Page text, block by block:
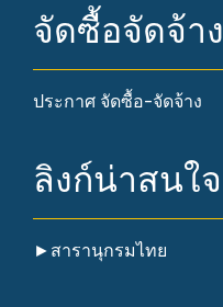
จัดซื้อจัดจ้าง
ประกาศ จัดซื้อ-จัดจ้าง
ลิงก์น่าสนใจ
► สารานุกรมไทย